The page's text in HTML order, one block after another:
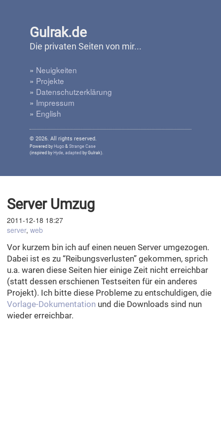
Gulrak.de
Die privaten Seiten von mir...
» Neuigkeiten
» Projekte
» Datenschutzerklärung
» Impressum
» English
© 2026. All rights reserved.
Powered byHugo&Strange Case
(inspired byHyde,adaptedby Gulrak).
Server Umzug
2011-12-18 18:27
server, web
Vor kurzem bin ich auf einen neuen Server umgezogen.
Dabei ist es zu “Reibungsverlusten” gekommen, sprich
u.a. waren diese Seiten hier einige Zeit nicht erreichbar
(statt dessen erschienen Testseiten für ein anderes
Projekt). Ich bitte diese Probleme zu entschuldigen, die
Vorlage-Dokumentation und die Downloads sind nun
wieder erreichbar.